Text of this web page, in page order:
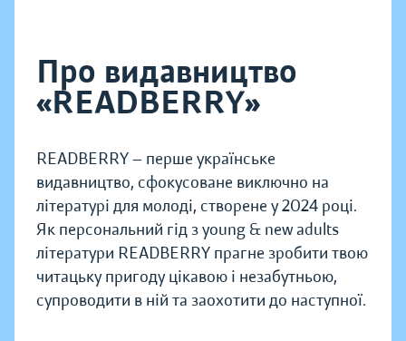
Про видавництво
«READBERRY»
READBERRY — перше українське
видавництво, сфокусоване виключно на
літературі для молоді, створене у 2024 році.
Як персональний гід з young & new adults
літератури READBERRY прагне зробити твою
читацьку пригоду цікавою і незабутньою,
супроводити в ній та заохотити до наступної.